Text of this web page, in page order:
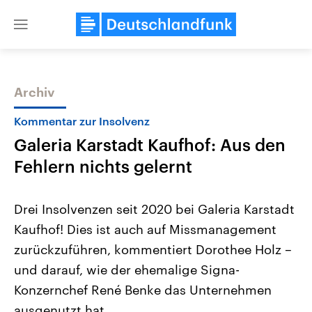
Close
Themen
Landtagswahl Sachsen-Anhalt
2026
Alle Informationen
Sachsen-Anhalt wählt am 6.
September 2026 einen neuen
Landtag. Seit 2021 wird das
Bundesland von einer Koalition aus
USA
Aktuelle Beiträge,
Hintergründe
Wirtschaftlich und
gehören die Vereinigten
den mächtigsten Ländern
Archiv
Kommentar zur Insolvenz
Galeria Karstadt Kaufhof: Aus den
Fehlern nichts gelernt
Drei Insolvenzen seit 2020 bei Galeria Karstadt
Kaufhof! Dies ist auch auf Missmanagement
zurückzuführen, kommentiert Dorothee Holz –
und darauf, wie der ehemalige Signa-
Konzernchef René Benke das Unternehmen